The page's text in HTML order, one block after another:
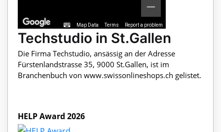
Map Data Terms Report a problem
Techstudio in St.Gallen
Die Firma Techstudio, ansässig an der Adresse
Fürstenlandstrasse 35, 9000 St.Gallen, ist im
Branchenbuch von www.swissonlineshops.ch gelistet.
HELP Award 2026